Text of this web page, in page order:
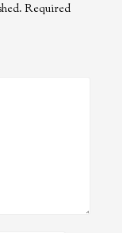
Required